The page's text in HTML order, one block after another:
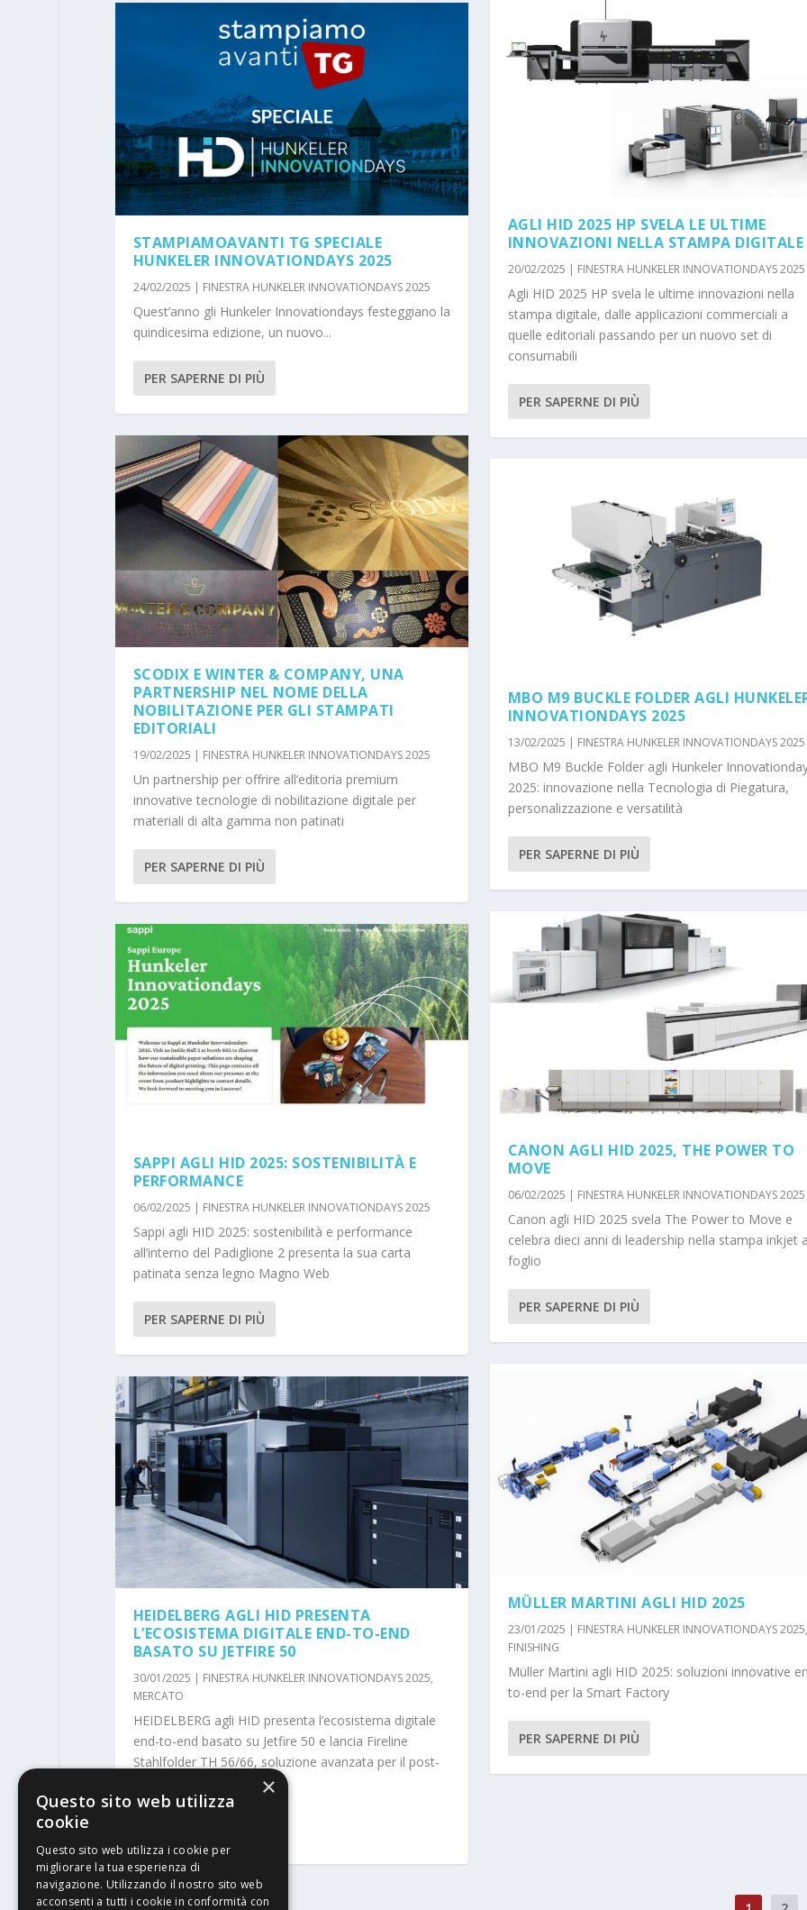
STAMPIAMOAVANTI TG SPECIALE
HUNKELER INNOVATIONDAYS 2025
24/02/2025 | FINESTRA HUNKELER INNOVATIONDAYS 2025
Quest’anno gli Hunkeler Innovationdays festeggiano la
quindicesima edizione, un nuovo...
PER SAPERNE DI PIÙ
SCODIX E WINTER & COMPANY, UNA
PARTNERSHIP NEL NOME DELLA
NOBILITAZIONE PER GLI STAMPATI
EDITORIALI
19/02/2025 | FINESTRA HUNKELER INNOVATIONDAYS 2025
Un partnership per offrire all’editoria premium
innovative tecnologie di nobilitazione digitale per
materiali di alta gamma non patinati
PER SAPERNE DI PIÙ
SAPPI AGLI HID 2025: SOSTENIBILITÀ E
PERFORMANCE
06/02/2025 | FINESTRA HUNKELER INNOVATIONDAYS 2025
Sappi agli HID 2025: sostenibilità e performance
all’interno del Padiglione 2 presenta la sua carta
patinata senza legno Magno Web
PER SAPERNE DI PIÙ
HEIDELBERG AGLI HID PRESENTA
L’ECOSISTEMA DIGITALE END-TO-END
BASATO SU JETFIRE 50
30/01/2025 | FINESTRA HUNKELER INNOVATIONDAYS 2025,
MERCATO
HEIDELBERG agli HID presenta l’ecosistema digitale
end-to-end basato su Jetfire 50 e lancia Fireline
Stahlfolder TH 56/66, soluzione avanzata per il post-
AGLI HID 2025 HP SVELA LE ULTIME
INNOVAZIONI NELLA STAMPA DIGITALE
20/02/2025 | FINESTRA HUNKELER INNOVATIONDAYS 2025
Agli HID 2025 HP svela le ultime innovazioni nella
stampa digitale, dalle applicazioni commerciali a
quelle editoriali passando per un nuovo set di
consumabili
PER SAPERNE DI PIÙ
MBO M9 BUCKLE FOLDER AGLI
INNOVATIONDAYS 2025
13/02/2025 | FINESTRA HUNKELER INNOVATIONDAYS 2025
MBO M9 Buckle Folder agli Hunkeler
2025: innovazione nella Tecnologia di Piegatura,
personalizzazione e versatilità
PER SAPERNE DI PIÙ
CANON AGLI HID 2025, THE POWER TO
MOVE
06/02/2025 | FINESTRA HUNKELER INNOVATIONDAYS 2025
Canon agli HID 2025 svela The Power to Move e
celebra dieci anni di leadership nella stampa inkjet
foglio
PER SAPERNE DI PIÙ
MÜLLER MARTINI AGLI HID 2025
23/01/2025 | FINESTRA HUNKELER INNOVATIONDAYS 2025,
FINISHING
Müller Martini agli HID 2025: soluzioni innovative
to-end per la Smart Factory
PER SAPERNE DI PIÙ
×
Questo sito web utilizza
cookie
Questo sito web utilizza i cookie per
migliorare la tua esperienza di
navigazione. Utilizzando il nostro sito web
acconsenti a tutti i cookie in conformità con